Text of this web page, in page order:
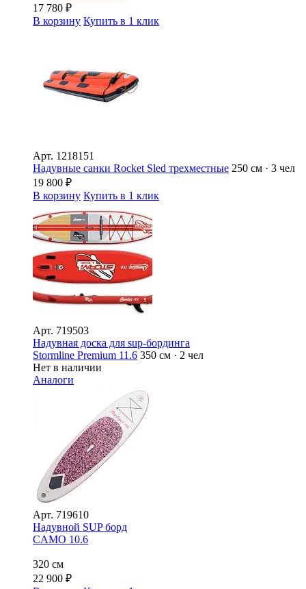
17 780 ₽
В корзину Купить в 1 клик
Арт. 1218151
Надувные санки Rocket Sled трехместные 250 см · 3 чел
19 800 ₽
В корзину Купить в 1 клик
Арт. 719503
Надувная доска для sup-бординга
Stormline Premium 11.6 350 см · 2 чел
Нет в наличии
Аналоги
Арт. 719610
Надувной SUP борд
CAMO 10.6
320 см
22 900 ₽